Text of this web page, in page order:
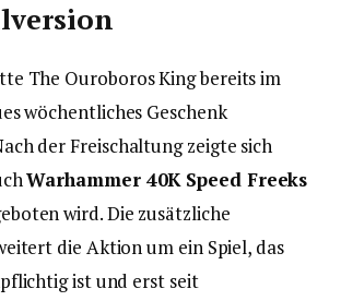
The Ouroboros King bereits im
wöchentliches Geschenk
der Freischaltung zeigte sich
Warhammer 40K Speed Freeks
wird. Die zusätzliche
die Aktion um ein Spiel, das
ist und erst seit